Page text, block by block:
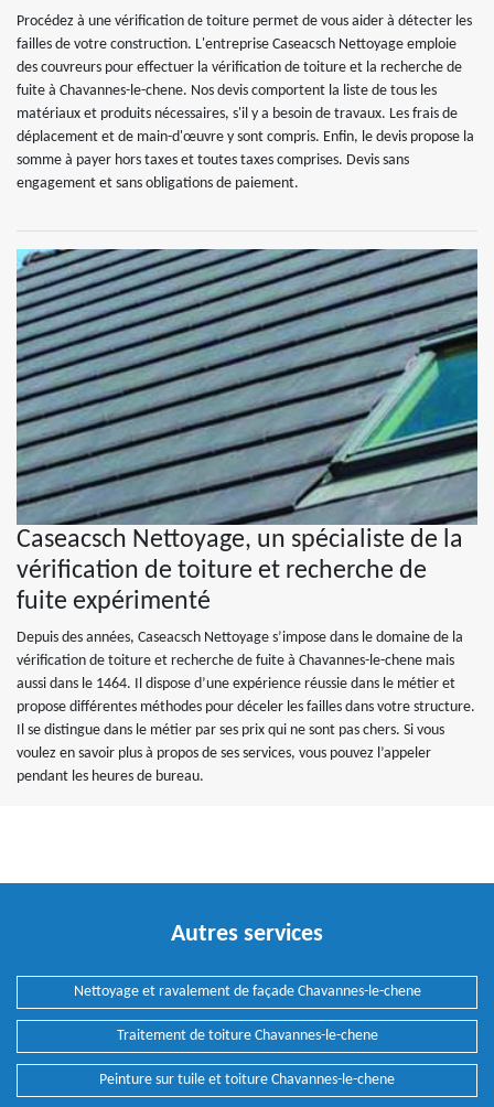
Procédez à une vérification de toiture permet de vous aider à détecter les
failles de votre construction. L'entreprise Caseacsch Nettoyage emploie
des couvreurs pour effectuer la vérification de toiture et la recherche de
fuite à Chavannes-le-chene. Nos devis comportent la liste de tous les
matériaux et produits nécessaires, s'il y a besoin de travaux. Les frais de
déplacement et de main-d'œuvre y sont compris. Enfin, le devis propose la
somme à payer hors taxes et toutes taxes comprises. Devis sans
engagement et sans obligations de paiement.
Caseacsch Nettoyage, un spécialiste de la
vérification de toiture et recherche de
fuite expérimenté
Depuis des années, Caseacsch Nettoyage s’impose dans le domaine de la
vérification de toiture et recherche de fuite à Chavannes-le-chene mais
aussi dans le 1464. Il dispose d’une expérience réussie dans le métier et
propose différentes méthodes pour déceler les failles dans votre structure.
Il se distingue dans le métier par ses prix qui ne sont pas chers. Si vous
voulez en savoir plus à propos de ses services, vous pouvez l’appeler
pendant les heures de bureau.
Autres services
Nettoyage et ravalement de façade Chavannes-le-chene
Traitement de toiture Chavannes-le-chene
Peinture sur tuile et toiture Chavannes-le-chene